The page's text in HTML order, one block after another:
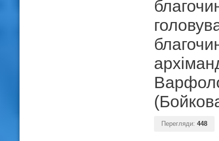
Перегляди: 448